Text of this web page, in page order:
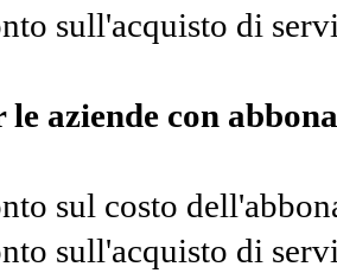
sull'acquisto di
le aziende con
sul costo
sull'acquisto di